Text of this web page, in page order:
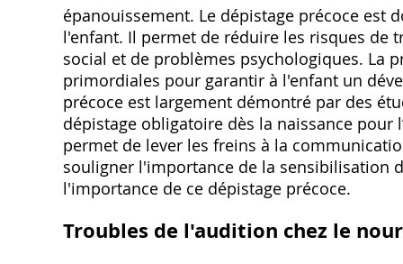
épanouissement. Le dépistage précoce est
l'enfant. Il permet de réduire les risques de
social et de problèmes psychologiques. La
primordiales pour garantir à l'enfant un
précoce est largement démontré par des
dépistage obligatoire dès la naissance pour
permet de lever les freins à la
souligner l'importance de la sensibilisation
l'importance de ce dépistage précoce.
Troubles de l'audition chez le